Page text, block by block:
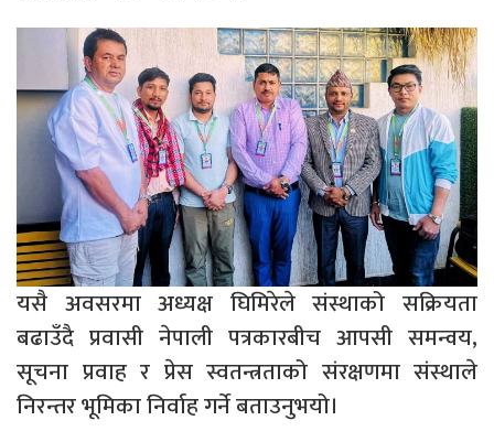
यसै अवसरमा अध्यक्ष घिमिरेले संस्थाको सक्रियता
बढाउँदै प्रवासी नेपाली पत्रकारबीच आपसी समन्वय,
सूचना प्रवाह र प्रेस स्वतन्त्रताको संरक्षणमा संस्थाले
निरन्तर भूमिका निर्वाह गर्ने बताउनुभयो।